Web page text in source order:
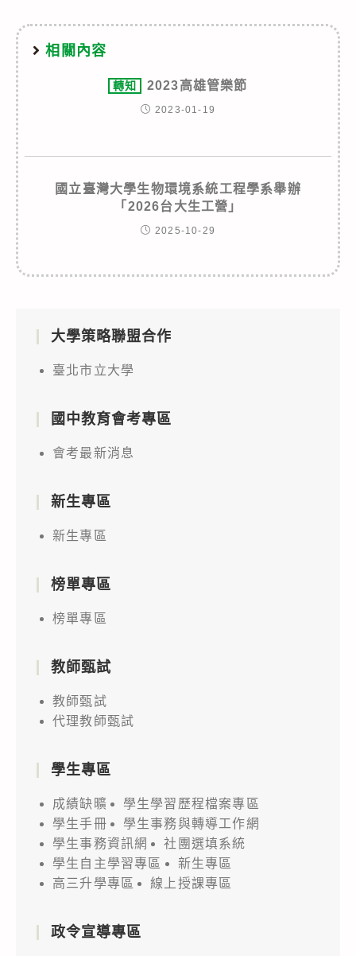
相關內容
轉知 2023高雄管樂節
2023-01-19
國立臺灣大學生物環境系統工程學系舉辦
「2026台大生工營」
2025-10-29
大學策略聯盟合作
臺北市立大學
國中教育會考專區
會考最新消息
新生專區
新生專區
榜單專區
榜單專區
教師甄試
教師甄試
代理教師甄試
學生專區
成績缺曠
學生學習歷程檔案專區
學生手冊
學生事務與轉導工作網
學生事務資訊網
社團選填系統
學生自主學習專區
新生專區
高三升學專區
線上授課專區
政令宣導專區